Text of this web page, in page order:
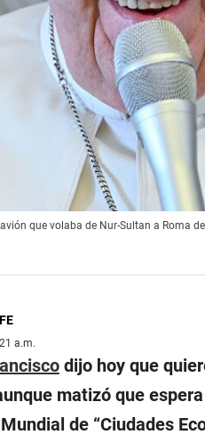
que volaba de Nur-Sultan a Roma
a.m.
dijo hoy que
matizó que
de “Ciudades